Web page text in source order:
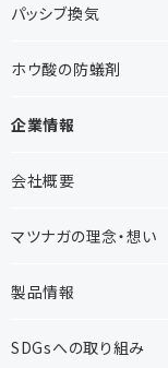
パッシブ換気
ホウ酸の防蟻剤
企業情報
会社概要
マツナガの理念・想い
製品情報
SDGsへの取り組み